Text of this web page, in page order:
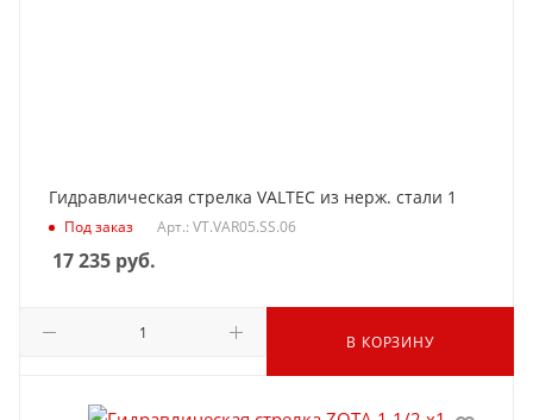
Гидравлическая стрелка VALTEC из нерж. стали 1
Под заказ Арт.: VT.VAR05.SS.06
17 235 руб.
В КОРЗИНУ